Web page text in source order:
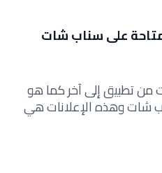
على سناب شات
من تطبيق إلى آخر كما هو
شات وهذه الإعلانات هي